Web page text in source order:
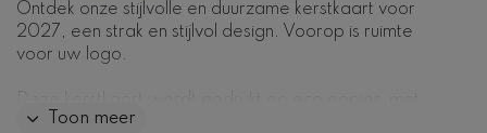
Ontdek onze stijlvolle en duurzame kerstkaart voor
2027, een strak en stijlvol design. Voorop is ruimte
voor uw logo.
keuze uit twee soorten. In dit voorbeeld tonen we ons
Toon meer